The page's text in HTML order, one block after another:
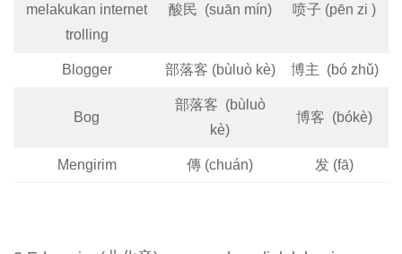
melakukan internet
trolling
酸民 (suān mín) 喷子 (pēn zi )
Blogger 部落客 (bùluò kè) 博主 (bó zhǔ)
Bog
部落客 (bùluò
kè)
博客 (bókè)
Mengirim 傳 (chuán) 发 (fā)